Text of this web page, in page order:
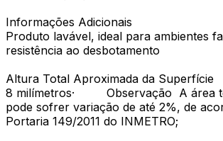
Informações Adicionais
Produto lavável, ideal para ambientes
resistência ao desbotamento
Altura Total Aproximada da Superfície
8 milímetros· Observação A área
pode sofrer variação de até 2%, de
Portaria 149/2011 do INMETRO;